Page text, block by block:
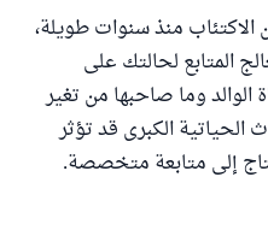
الاكتئاب منذ سنوات طويلة،
المتابع لحالتك على
وما صاحبها من تغير
الحياتية الكبرى قد تؤثر
إلى متابعة متخصصة.